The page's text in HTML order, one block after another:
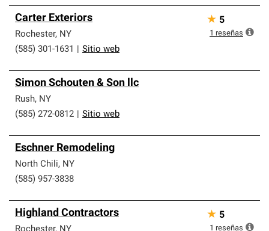
Carter Exteriors
Rochester, NY
(585) 301-1631
Sitio web
★ 5
1 reseñas
Simon Schouten & Son llc
Rush, NY
(585) 272-0812
Sitio web
Eschner Remodeling
North Chili, NY
(585) 957-3838
Highland Contractors ★ 5
1 reseñas